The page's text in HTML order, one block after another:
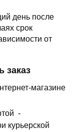
день после
срок
от
заказ
магазине
-
курьерской